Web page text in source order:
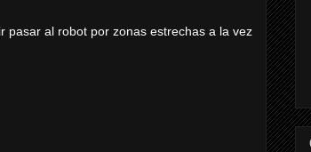
pasar al robot por zonas estrechas a la vez